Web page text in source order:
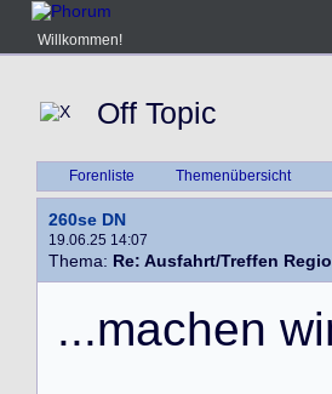
Willkommen!
Off Topic
Forenliste Themenübersicht
260se DN
19.06.25 14:07
Thema: Re: Ausfahrt/Treffen
...machen wi